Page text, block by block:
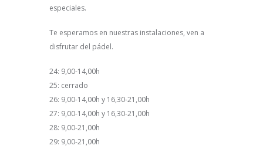
especiales.
Te esperamos en nuestras instalaciones, ven a
disfrutar del pádel.
24: 9,00-14,00h
25: cerrado
26: 9,00-14,00h y 16,30-21,00h
27: 9,00-14,00h y 16,30-21,00h
28: 9,00-21,00h
29: 9,00-21,00h